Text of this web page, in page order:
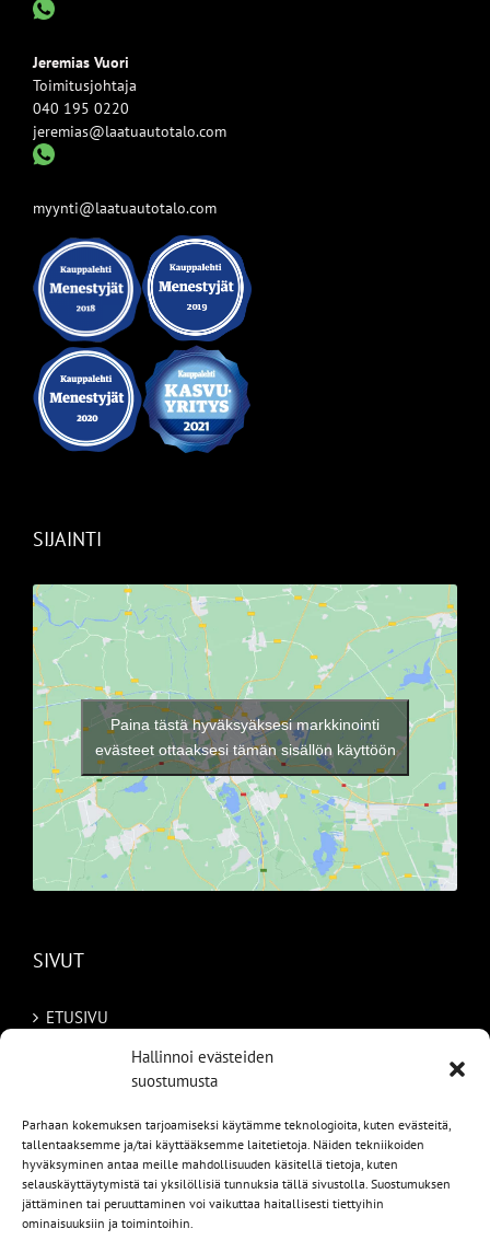
Hallinnoi evästeiden
suostumusta
Parhaan kokemuksen tarjoamiseksi käytämme teknologioita, kuten evästeitä,
tallentaaksemme ja/tai käyttääksemme laitetietoja. Näiden tekniikoiden
hyväksyminen antaa meille mahdollisuuden käsitellä tietoja, kuten
selauskäyttäytymistä tai yksilöllisiä tunnuksia tällä sivustolla. Suostumuksen
jättäminen tai peruuttaminen voi vaikuttaa haitallisesti tiettyihin
ominaisuuksiin ja toimintoihin.
Jeremias Vuori
Toimitusjohtaja
040 195 0220
jeremias@laatuautotalo.com
myynti@laatuautotalo.com
SIJAINTI
Paina tästä hyväksyäksesi markkinointi
evästeet ottaaksesi tämän sisällön käyttöön
SIVUT
ETUSIVU
TILAA AUTO RUOTSISTA
PALVELUT